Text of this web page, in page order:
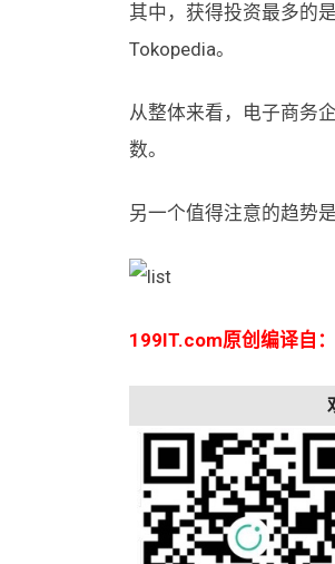
其中，获得投资最多的
Tokopedia。
从整体来看，电子商务
数。
另一个值得注意的趋势
199IT.com原创编译自